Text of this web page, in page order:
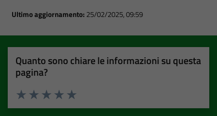
Ultimo aggiornamento: 25/02/2025, 09:59
Quanto sono chiare le informazioni su questa
pagina?
Valuta 5 stelle su 5
Valuta 4 stelle su 5
Valuta 3 stelle su 5
Valuta 2 stelle su 5
Valuta 1 stelle su 5